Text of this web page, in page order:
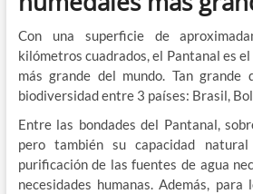
Con una superficie de
kilómetros cuadrados, el Pantanal es
más grande del mundo. Tan grande
biodiversidad entre 3 países: Brasil,
Entre las bondades del Pantanal,
pero también su capacidad
purificación de las fuentes de agua
necesidades humanas. Además,